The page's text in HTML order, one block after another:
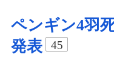
ペンギン4羽
発表
45